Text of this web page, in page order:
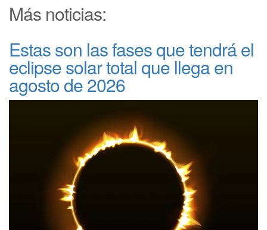
Más noticias:
Estas son las fases que tendrá el
eclipse solar total que llega en
agosto de 2026